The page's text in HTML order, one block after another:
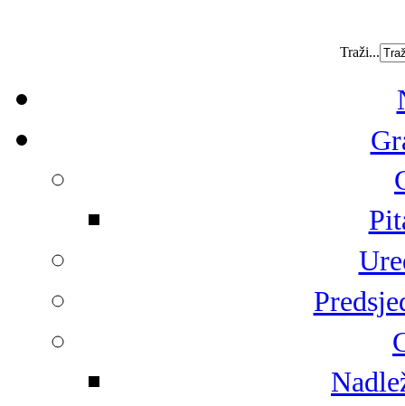
Traži...